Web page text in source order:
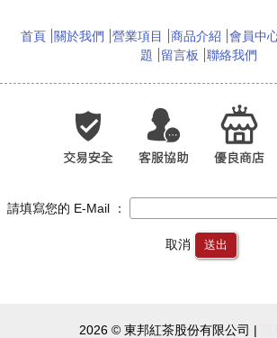
首頁 關於我們 營業項目 商品介紹 會員中
題
留言板 聯絡我們
請填寫您的 E-Mail ：
取消 送出
2026 © 東邦紅茶股份有限公司 |